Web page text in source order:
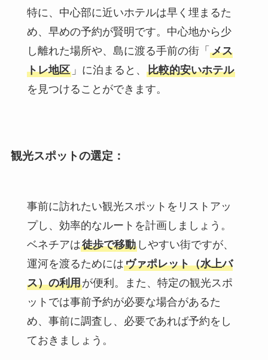
特に、中心部に近いホテルは早く埋まるた
め、早めの予約が賢明です。中心地から少
し離れた場所や、島に渡る手前の街「 メス
トレ地区」に泊まると、 比較的安いホテル
を見つけることができます。
観光スポットの選定 ：
事前に訪れたい観光スポットをリストアッ
プし、効率的なルートを計画しましょう。
ベネチアは徒歩で移動しやすい街ですが、
運河を渡るためにはヴァポレット（水上バ
ス）の利用が便利。また、特定の観光スポ
ットでは事前予約が必要な場合があるた
め、事前に調査し、必要であれば予約をし
ておきましょう。